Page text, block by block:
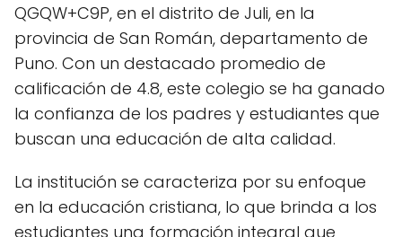
QGQW+C9P, en el distrito de Juli, en la
provincia de San Román, departamento de
Puno. Con un destacado promedio de
calificación de 4.8, este colegio se ha ganado
la confianza de los padres y estudiantes que
buscan una educación de alta calidad.
La institución se caracteriza por su enfoque
en la educación cristiana, lo que brinda a los
estudiantes una formación integral que